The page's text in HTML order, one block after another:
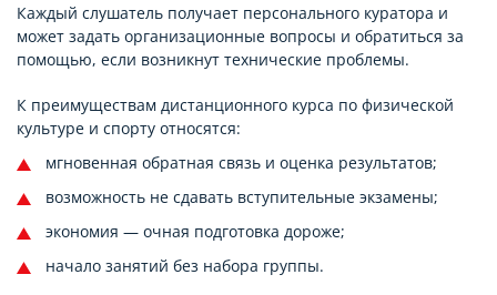
Каждый слушатель получает персонального куратора и
может задать организационные вопросы и обратиться за
помощью, если возникнут технические проблемы.
К преимуществам дистанционного курса по физической
культуре и спорту относятся:
мгновенная обратная связь и оценка результатов;
возможность не сдавать вступительные экзамены;
экономия — очная подготовка дороже;
начало занятий без набора группы.